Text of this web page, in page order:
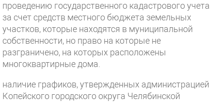
проведению государственного кадастрового учета
за счет средств местного бюджета земельных
участков, которые находятся в муниципальной
собственности, но право на которые не
разграничено, на которых расположены
многоквартирные дома.
наличие графиков, утвержденных администрацией
Копейского городского округа Челябинской